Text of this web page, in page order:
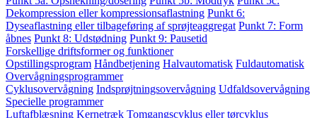
Dekompression eller kompressionsaflastning Punkt 6:
Dyseaflastning eller tilbageføring af sprøjteaggregat Punkt 7: Form
åbnes Punkt 8: Udstødning Punkt 9: Pausetid
Forskellige driftsformer og funktioner
Opstillingsprogram Håndbetjening Halvautomatisk Fuldautomatisk
Overvågningsprogrammer
Cyklusovervågning Indsprøjtningsovervågning Udfaldsovervågning
Specielle programmer
Luftafblæsning Kernetræk Tomgangscyklus eller tørcyklus